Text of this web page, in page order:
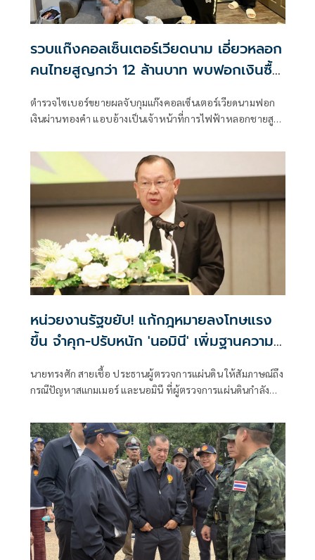
รวบแก๊งคอลเซ็นเตอร์เวียดนาม เอี่ยวหลอก
คนไทยสูญกว่า 12 ล้านบาท พบฟอกเงินซื้อ
ตำรวจไซเบอร์ขยายผลจับกุมแก๊งคอลเซ็นเตอร์เวียดนามฟอก
เงินผ่านทองคำ แอบอ้างเป็นเจ้าหน้าที่การไฟฟ้าหลอกชายสูง
เงินของเจ้าหน้าที่
หน่วยงานรัฐขยับ! แก้กฎหมายลงโทษแรง
ขึ้น จำคุก-ปรับหนัก 'นอมินี' เพิ่มฐานความ
ผิดฟอกเงิน ยึดที่ดินด้วย
นายทรงศัก สายเชื้อ ประธานผู้ตรวจการแผ่นดิน ให้สัมภาษณ์ถึง
กรณีปัญหาสแกมเมอร์ และนอมินี ที่ผู้ตรวจการแผ่นดินกำลัง
บ้านและต่างประเทศ อาทิ เรื่องสแกมเมอร์ ผู้ตรวจการแผ่นดิน
ได้ลงพื้นที่ตามรอยแนวชายแดนหลายแห่ง เ